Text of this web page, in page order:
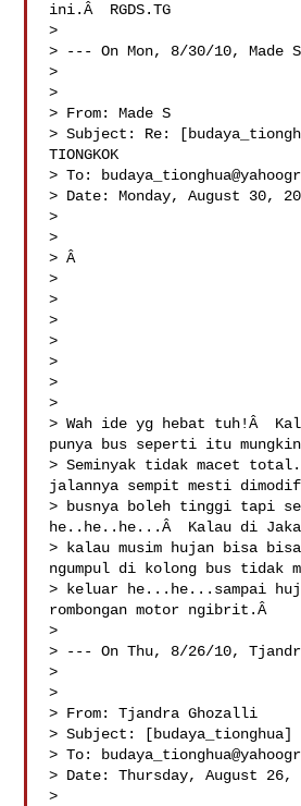
ini.Â  RGDS.TG
>
> --- On Mon, 8/30/10, Made
>
>
> From: Made S
> Subject: Re:
TIONGKOK
> To:
> Date: Monday, August 30,
>
>
> Â
>
>
>
>
>
>
>
> Wah ide yg hebat tuh!Â
punya bus seperti itu
> Seminyak tidak macet total.
jalannya sempit mesti
> busnya boleh tinggi tapi
he..he..he...Â  Kalau di
> kalau musim hujan bisa
ngumpul di kolong bus tidak
> keluar he...he...sampai
rombongan motor ngibrit.Â
>
> --- On Thu, 8/26/10,
>
>
> From: Tjandra Ghozalli
> Subject: [budaya_tionghua]
> To:
> Date: Thursday, August 26,
>